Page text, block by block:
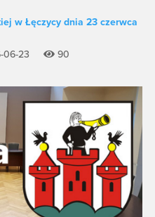
w Łęczycy dnia 23 czerwca
06-23
90